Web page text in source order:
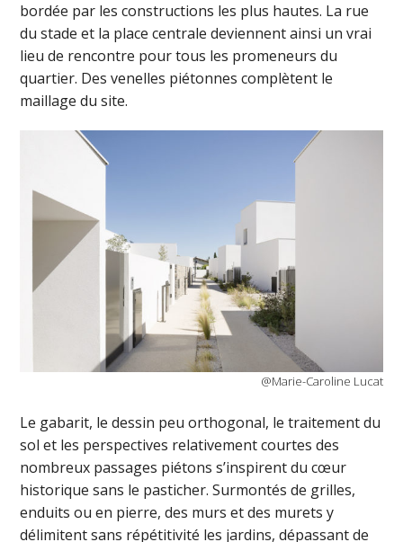
bordée par les constructions les plus hautes. La rue
du stade et la place centrale deviennent ainsi un vrai
lieu de rencontre pour tous les promeneurs du
quartier. Des venelles piétonnes complètent le
maillage du site.
@Marie-Caroline Lucat
Le gabarit, le dessin peu orthogonal, le traitement du
sol et les perspectives relativement courtes des
nombreux passages piétons s’inspirent du cœur
historique sans le pasticher. Surmontés de grilles,
enduits ou en pierre, des murs et des murets y
délimitent sans répétitivité les jardins, dépassant de